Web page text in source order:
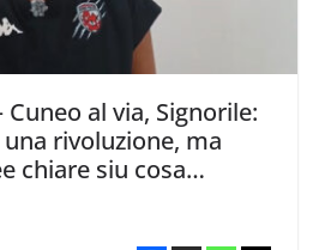
Cuneo al via, Signorile:
una rivoluzione, ma
chiare siu cosa